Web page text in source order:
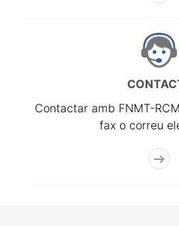
Contactar amb FNMT-
fax o correu